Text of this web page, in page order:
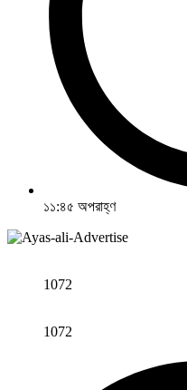
১১:৪৫ অপরাহ্ণ
1072
1072